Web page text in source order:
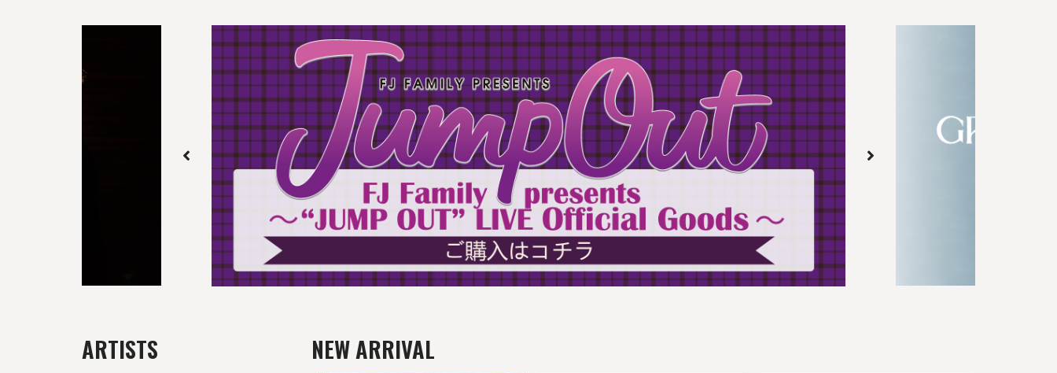
ARTISTS NEW ARRIVAL